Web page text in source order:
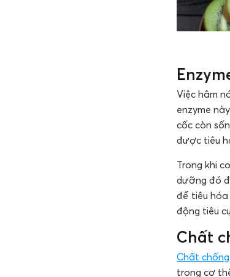
Việc hâm
enzyme
cốc còn
được tiêu
Trong khi
dưỡng đó
để tiêu
động tiêu
Chất
Chất
trong cơ